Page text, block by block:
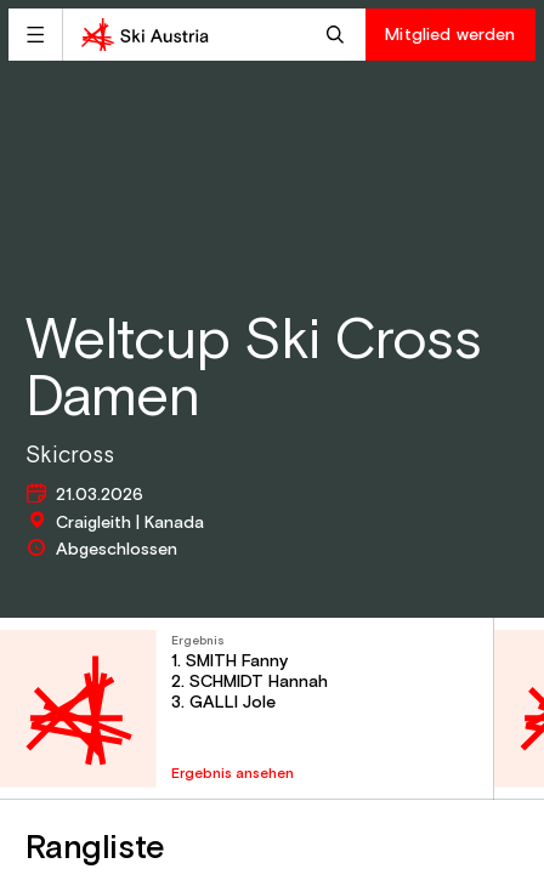
Mitglied werden
Weltcup Ski Cross
Damen
Skicross
21.03.2026
Craigleith | Kanada
Abgeschlossen
Ergebnis
1. SMITH Fanny
2. SCHMIDT Hannah
3. GALLI Jole
Ergebnis ansehen
Rangliste